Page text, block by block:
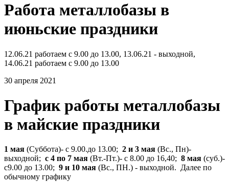
Работа металлобазы в
июньские праздники
12.06.21 работаем с 9.00 до 13.00, 13.06.21 - выходной,
14.06.21 работаем с 9.00 до 13.00
30 апреля 2021
График работы металлобазы
в майские праздники
1 мая (Суббота)- с 9.00.до 13.00; 2 и 3 мая (Вс., Пн)-
выходной; с 4 по 7 мая (Вт.-Пт.)- с 8.00 до 16,40; 8 мая (суб.)-
с9.00 до 13.00; 9 и 10 мая (Вс., ПН.) - выходной. Далее по
обычному графику